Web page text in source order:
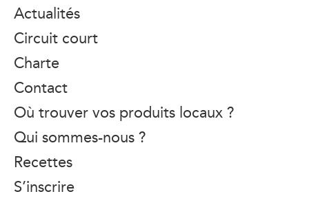
Actualités
Circuit court
Charte
Contact
Où trouver vos produits locaux ?
Qui sommes-nous ?
Recettes
S’inscrire